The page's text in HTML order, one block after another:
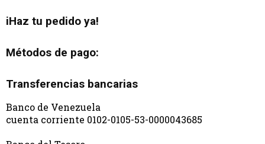
iHaz tu pedido ya!
Métodos de pago:
Transferencias bancarias
Banco de Venezuela
cuenta corriente 0102-0105-53-0000043685